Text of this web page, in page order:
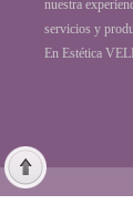
nuestra
servicios y
En Estética